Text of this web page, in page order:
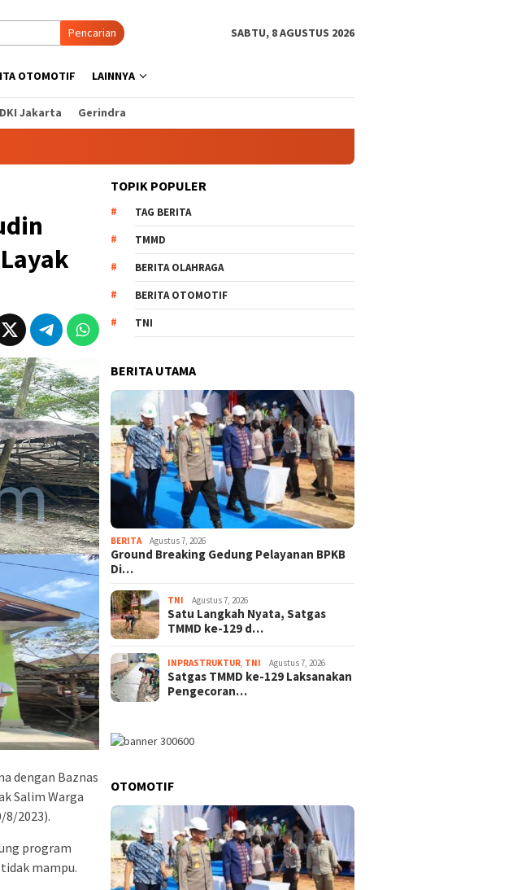
Pencarian SABTU, 8 AGUSTUS 2026
OTOMOTIF LAINNYA
DKI Jakarta Gerindra
dengan Baznas
Salim Warga
8/2023).
program
mampu.
TOPIK POPULER
TAG BERITA
TMMD
BERITA OLAHRAGA
BERITA OTOMOTIF
TNI
BERITA UTAMA
BERITA Agustus 7, 2026
Ground Breaking Gedung Pelayanan BPKB
Di…
TNI Agustus 7, 2026
Satu Langkah Nyata, Satgas
TMMD ke-129 d…
INPRASTRUKTUR TNI Agustus 7, 2026
Satgas TMMD ke-129 Laksanakan
Pengecoran…
OTOMOTIF